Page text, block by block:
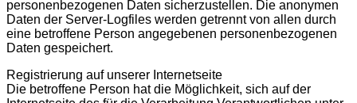
personenbezogenen Daten sicherzustellen. Die anonymen
Daten der Server-Logfiles werden getrennt von allen durch
eine betroffene Person angegebenen personenbezogenen
Daten gespeichert.
Registrierung auf unserer Internetseite
Die betroffene Person hat die Möglichkeit, sich auf der